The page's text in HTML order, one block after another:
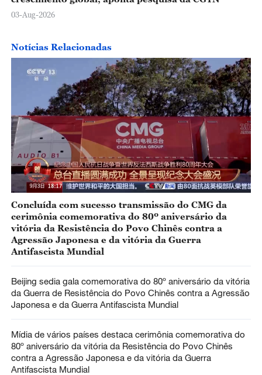
03-Aug-2026
Notícias Relacionadas
Concluída com sucesso transmissão do CMG da
cerimônia comemorativa do 80º aniversário da
vitória da Resistência do Povo Chinês contra a
Agressão Japonesa e da vitória da Guerra
Antifascista Mundial
Beijing sedia gala comemorativa do 80º aniversário da vitória
da Guerra de Resistência do Povo Chinês contra a Agressão
Japonesa e da Guerra Antifascista Mundial
Mídia de vários países destaca cerimônia comemorativa do
80º aniversário da vitória da Resistência do Povo Chinês
contra a Agressão Japonesa e da vitória da Guerra
Antifascista Mundial